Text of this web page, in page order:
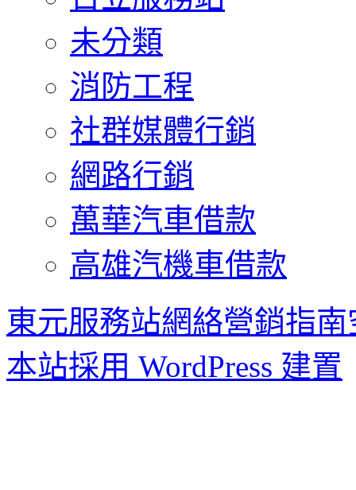
未分類
消防工程
社群媒體行銷
網路行銷
萬華汽車借款
高雄汽機車借款
東元服務站網絡營銷指南
本站採用 WordPress 建置